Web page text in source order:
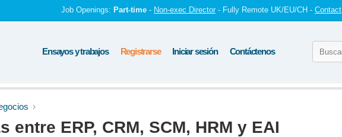
Job Openings: Part-time - Non-exec Director - Fully Remote UK/EU/CH - Contact
Ensayos y trabajos Registrarse Iniciar sesión Contáctenos
entre ERP, CRM, SCM, HRM y EAI